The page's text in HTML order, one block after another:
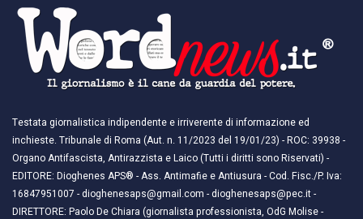
Testata giornalistica indipendente e irriverente di informazione ed
inchieste. Tribunale di Roma (Aut. n. 11/2023 del 19/01/23) - ROC: 39938 -
Organo Antifascista, Antirazzista e Laico (Tutti i diritti sono Riservati) -
EDITORE: Dioghenes APS® - Ass. Antimafie e Antiusura - Cod. Fisc./P. Iva:
16847951007 - dioghenesaps@gmail.com - dioghenesaps@pec.it - ​​
DIRETTORE: Paolo De Chiara (giornalista professionista, OdG Molise -